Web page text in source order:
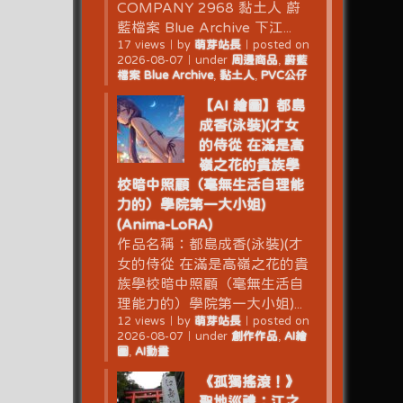
COMPANY 2968 黏土人 蔚
藍檔案 Blue Archive 下江...
17 views by 萌芽站長｜ posted on
2026-08-07
under 周邊商品, 蔚藍
檔案 Blue Archive, 黏土人, PVC公仔
【AI 繪圖】都島
成香(泳裝)(才女
的侍從 在滿是高
嶺之花的貴族學
校暗中照顧（毫無生活自理能
力的）學院第一大小姐)
(Anima-LoRA)
作品名稱：都島成香(泳裝)(才
女的侍從 在滿是高嶺之花的貴
族學校暗中照顧（毫無生活自
理能力的）學院第一大小姐)...
12 views by 萌芽站長｜ posted on
2026-08-07
under 創作作品, AI繪
圖, AI動畫
《孤獨搖滾！》